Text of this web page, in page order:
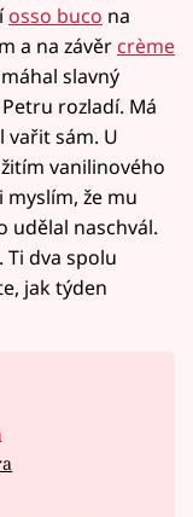
osso buco na
a na závěr crème
slavný
rozladí. Má
vařit sám. U
vanilinového
myslím, že mu
udělal naschvál.
dva spolu
jak týden